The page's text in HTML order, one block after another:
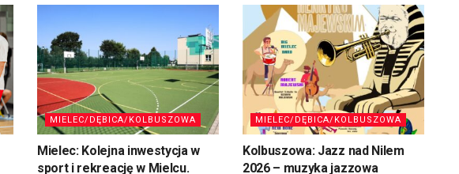
MIELEC/DĘBICA/KOLBUSZOWA
Mielec: Kolejna inwestycja w
sport i rekreację w Mielcu.
MIELEC/DĘBICA/KOLBUSZOWA
Kolbuszowa: Jazz nad Nilem
2026 – muzyka jazzowa